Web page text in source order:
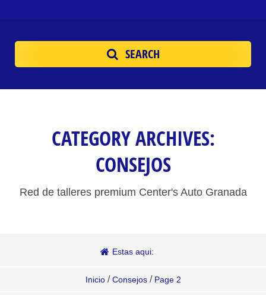
SEARCH
CATEGORY ARCHIVES:
CONSEJOS
Red de talleres premium Center's Auto Granada
Estas aqui:
Inicio / Consejos / Page 2